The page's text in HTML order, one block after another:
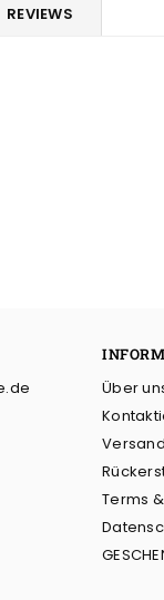
REVIEWS
Über
Terms